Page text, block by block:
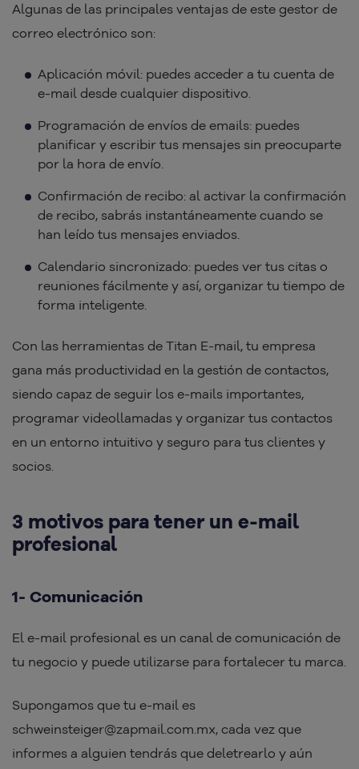
Algunas de las principales ventajas de este gestor de
correo electrónico son:
Aplicación móvil: puedes acceder a tu cuenta de
e-mail desde cualquier dispositivo.
Programación de envíos de emails: puedes
planificar y escribir tus mensajes sin preocuparte
por la hora de envío.
Confirmación de recibo: al activar la confirmación
de recibo, sabrás instantáneamente cuando se
han leído tus mensajes enviados.
Calendario sincronizado: puedes ver tus citas o
reuniones fácilmente y así, organizar tu tiempo de
forma inteligente.
Con las herramientas de Titan E-mail, tu empresa
gana más productividad en la gestión de contactos,
siendo capaz de seguir los e-mails importantes,
programar videollamadas y organizar tus contactos
en un entorno intuitivo y seguro para tus clientes y
socios.
3 motivos para tener un e-mail
profesional
1- Comunicación
El e-mail profesional es un canal de comunicación de
tu negocio y puede utilizarse para fortalecer tu marca.
Supongamos que tu e-mail es
schweinsteiger@zapmail.com.mx, cada vez que
informes a alguien tendrás que deletrearlo y aún